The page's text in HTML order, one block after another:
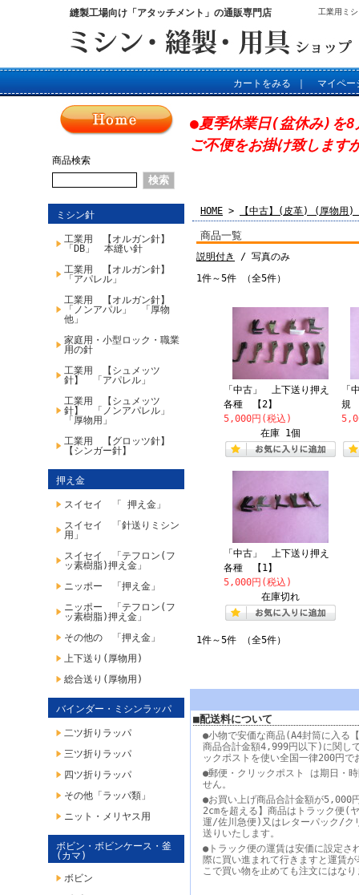
縫製工場向け「アタッチメント」の通販専門店 工業用ミ
カートをみる マイペー
商品検索
ミシン針
工業用 【オルガン針】
「DB」 本縫い針
工業用 【オルガン針】
「アパレル」
工業用 【オルガン針】
「ノンアパル」 「厚物
他」
家庭用・小型ロック・職業
用の針
工業用 【シュメッツ
針】 「アパレル」
工業用 【シュメッツ
針】 「ノンアパレル」
「厚物用」
工業用 【グロッツ針】
【シンガー針】
押え金
スイセイ 「 押え金」
スイセイ 「針送りミシン
用」
スイセイ 「テフロン(フ
ッ素樹脂)押え金」
ニッポー 「押え金」
ニッポー 「テフロン(フ
ッ素樹脂)押え金」
その他の 「押え金」
上下送り(厚物用)
総合送り(厚物用)
バインダー・ミシンラッパ
二ツ折りラッパ
三ツ折りラッパ
四ツ折りラッパ
その他「ラッパ類」
ニット・メリヤス用
ボビン・ボビンケース・釜
(カマ)
ボビン
●夏季休業日(盆休み)を
ご不便をお掛け致します
HOME > 【中古】(皮革) (厚物用)
商品一覧
説明付き
/ 写真のみ
1件～5件 （全5件）
「中古」 上下送り押え
各種 【2】
5,000円(税込)
在庫 1個
「
規
「中古」 上下送り押え
各種 【1】
5,000円(税込)
在庫切れ
1件～5件 （全5件）
■配送料について
●小物で安価な商品(A4封筒に入る
商品合計金額4,999円以下)に関し
ックポストを使い全国一律200円で
●郵便・クリックポスト は期日・
せん。
●お買い上げ商品合計金額が5,000
2cmを超える】商品はトラック便(
運/佐川急便)又はレターパック/ク
送りいたします。
●トラック便の運賃は安価に設定さ
際に買い進まれて行きますと運賃
こで買い物を止めても注文にはな